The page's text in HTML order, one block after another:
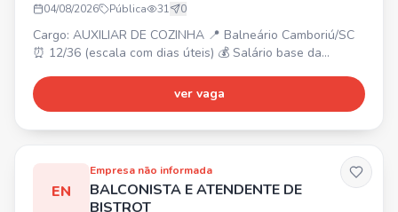
04/08/2026 Pública 31 0
Cargo: AUXILIAR DE COZINHA 📍 Balneário Camboriú/SC
⏰ 12/36 (escala com dias úteis) 💰 Salário base da
Venha fazer parte do nosso time!
ver vaga
EN
Empresa não informada
BALCONISTA E ATENDENTE DE
BISTROT